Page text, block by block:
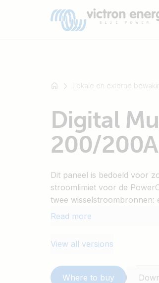
Lokale en externe
Digital
200/200A
Dit paneel is bedoeld voor
stroomlimiet voor de
twee wisselstroombronnen:
Instellingsbereik: tot 200
Read more
View all versions
Where to buy